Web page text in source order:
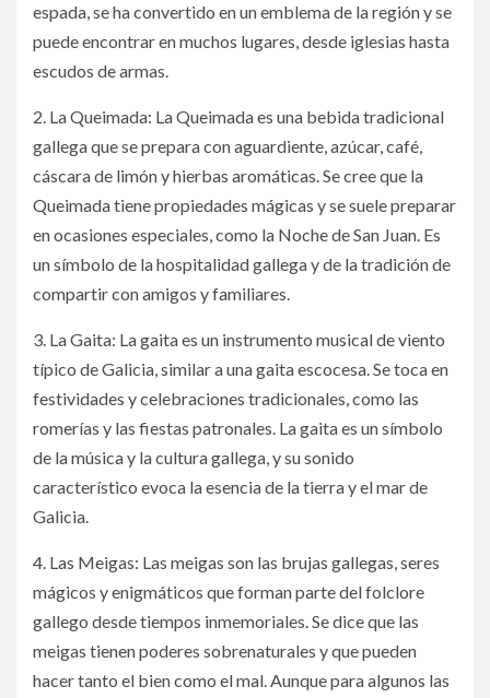
espada, se ha convertido en un emblema de la región y se
puede encontrar en muchos lugares, desde iglesias hasta
escudos de armas.
2. La Queimada: La Queimada es una bebida tradicional
gallega que se prepara con aguardiente, azúcar, café,
cáscara de limón y hierbas aromáticas. Se cree que la
Queimada tiene propiedades mágicas y se suele preparar
en ocasiones especiales, como la Noche de San Juan. Es
un símbolo de la hospitalidad gallega y de la tradición de
compartir con amigos y familiares.
3. La Gaita: La gaita es un instrumento musical de viento
típico de Galicia, similar a una gaita escocesa. Se toca en
festividades y celebraciones tradicionales, como las
romerías y las fiestas patronales. La gaita es un símbolo
de la música y la cultura gallega, y su sonido
característico evoca la esencia de la tierra y el mar de
Galicia.
4. Las Meigas: Las meigas son las brujas gallegas, seres
mágicos y enigmáticos que forman parte del folclore
gallego desde tiempos inmemoriales. Se dice que las
meigas tienen poderes sobrenaturales y que pueden
hacer tanto el bien como el mal. Aunque para algunos las